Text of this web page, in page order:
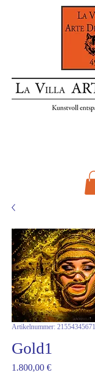
Artikelnummer: 21554345671
Gold1
1.800,00 €Preis